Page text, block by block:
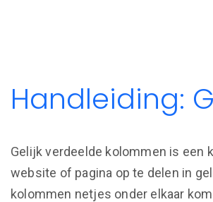
Handleiding:
Gelijk verdeelde kolommen is een
website of pagina op te delen in
kolommen netjes onder elkaar